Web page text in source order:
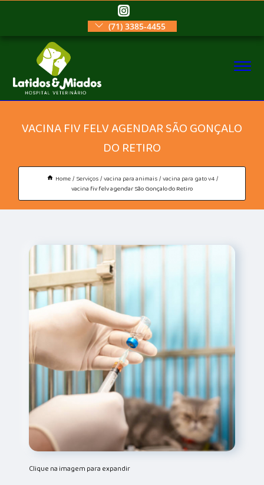
(71) 3385-4455
VACINA FIV FELV AGENDAR SÃO GONÇALO
DO RETIRO
Home Serviços vacina para animais vacina para gato v4
vacina fiv felv agendar São Gonçalo do Retiro
Clique na imagem para expandir